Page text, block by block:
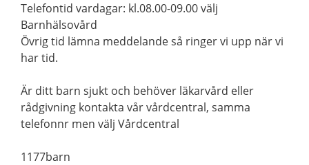
Telefontid vardagar: kl.08.00-09.00 välj
Barnhälsovård
Övrig tid lämna meddelande så ringer vi upp när vi
har tid.
Är ditt barn sjukt och behöver läkarvård eller
rådgivning kontakta vår vårdcentral, samma
telefonnr men välj Vårdcentral
1177barn